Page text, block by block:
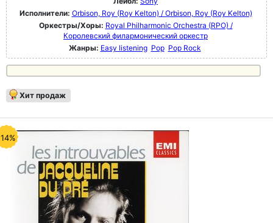
Исполнители: Orbison, Roy (Roy Kelton) / Orbison, Roy (Roy Kelton)
Оркестры/Хоры: Royal Philharmonic Orchestra (RPO) /
Королевский филармонический оркестр
Жанры: Easy listening Pop Pop Rock
Хит продаж